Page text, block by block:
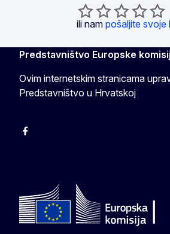
ili nam pošaljite svoje
Predstavništvo Europske
Ovim internetskim stranicama
Predstavništvo u Hrvatskoj
Facebook